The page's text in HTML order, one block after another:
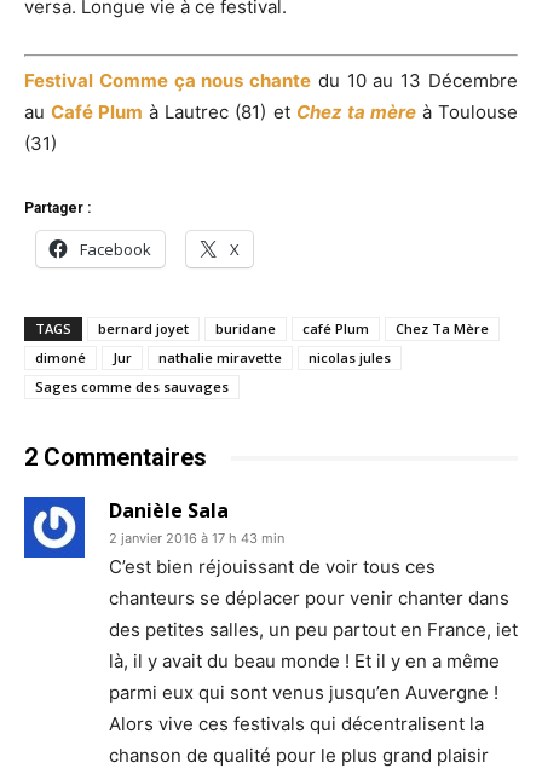
versa. Longue vie à ce festival.
Festival Comme ça nous chante du 10 au 13 Décembre
auCafé Plum à Lautrec (81) et Chez ta mèreà Toulouse
(31)
Partager :
Facebook X
TAGS bernard joyet buridane café Plum
Chez Ta Mère
dimoné
Jur nathalie miravette
nicolas jules
Sages comme des sauvages
2 Commentaires
Danièle Sala
2 janvier 2016 à 17 h 43 min
C’est bien réjouissant de voir tous ces
chanteurs se déplacer pour venir chanter dans
des petites salles, un peu partout en France, iet
là, il y avait du beau monde ! Et il y en a même
parmi eux qui sont venus jusqu’en Auvergne !
Alors vive ces festivals qui décentralisent la
chanson de qualité pour le plus grand plaisir